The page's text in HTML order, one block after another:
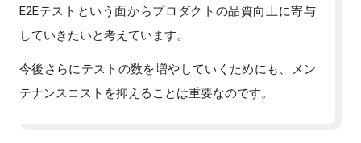
E2Eテストという面からプロダクトの品質向上に寄与
していきたいと考えています。
今後さらにテストの数を増やしていくためにも、メン
テナンスコストを抑えることは重要なのです。